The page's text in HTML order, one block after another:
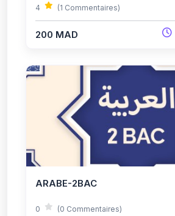
4 (1 Commentaires)
200 MAD
ARABE-2BAC
0 (0 Commentaires)